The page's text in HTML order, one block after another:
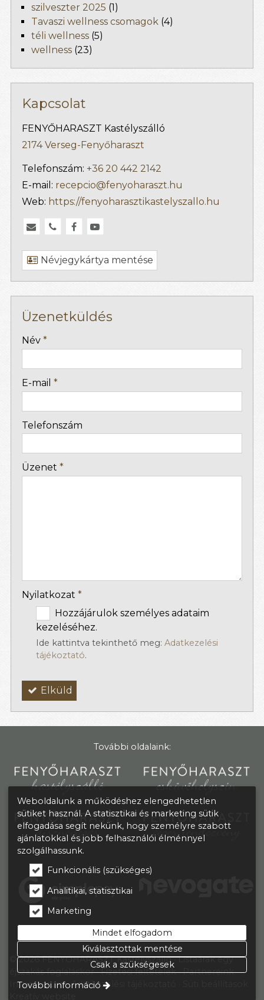
szilveszter 2025 (1)
Tavaszi wellness csomagok (4)
téli wellness (5)
wellness (23)
Kapcsolat
FENYŐHARASZT Kastélyszálló
2174 Verseg-Fenyőharaszt
Telefonszám: +36 20 442 2142
E-mail: recepcio@fenyoharaszt.hu
Web: https://fenyoharasztikastelyszallo.hu
Névjegykártya mentése
Üzenetküldés
-
Név *
E-mail *
Telefonszám
Üzenet *
Nyilatkozat *
Hozzájárulok személyes adataim
kezeléséhez.
Ide kattintva tekinthető meg: Adatkezelési
tájékoztató.
Elküld
További oldalaink:
© 2026 FENYŐHARASZT Kastélyszálló
Listaárak egy
éjszakás foglaláskor
Fizetési feltételek
Partnereink
Impresszum
Adatkezelési tájékoztató
Weboldalunk a működéshez elengedhetetlen
sütiket használ. A statisztikai és marketing sütik
elfogadása segít nekünk, hogy személyre szabott
ajánlatokkal és jobb felhasználói élménnyel
szolgálhassunk.
Funkcionális (szükséges)
Analitikai, statisztikai
Marketing
Mindet elfogadom
Kiválasztottak mentése
Csak a szükségesek
További információ